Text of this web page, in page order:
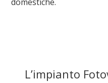
L’impianto